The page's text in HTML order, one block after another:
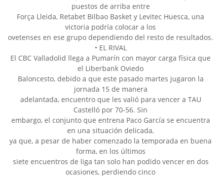
puestos de arriba entre
Força Lleida, Retabet Bilbao Basket y Levitec Huesca, una
victoria podría colocar a los
ovetenses en ese grupo dependiendo del resto de resultados.
• EL RIVAL
El CBC Valladolid llega a Pumarín con mayor carga física que
el Liberbank Oviedo
Baloncesto, debido a que este pasado martes jugaron la
jornada 15 de manera
adelantada, encuentro que les valió para vencer a TAU
Castelló por 70-56. Sin
embargo, el conjunto que entrena Paco García se encuentra
en una situación delicada,
ya que, a pesar de haber comenzado la temporada en buena
forma, en los últimos
siete encuentros de liga tan solo han podido vencer en dos
ocasiones, perdiendo cinco